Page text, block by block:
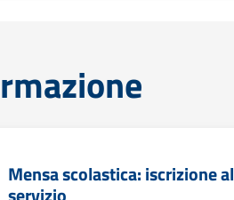
Mensa scolastica: iscrizione al